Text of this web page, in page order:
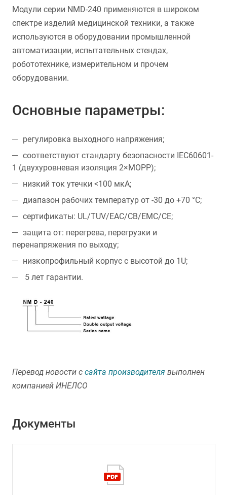
Модули серии NMD-240 применяются в широком
спектре изделий медицинской техники, а также
используются в оборудовании промышленной
автоматизации, испытательных стендах,
робототехнике, измерительном и прочем
оборудовании.
Основные параметры:
регулировка выходного напряжения;
соответствуют стандарту безопасности IEC60601-
1 (двухуровневая изоляция 2×MOPP);
низкий ток утечки <100 мкА;
диапазон рабочих температур от -30 до +70 °С;
сертификаты: UL/TUV/EAC/CB/EMC/CE;
защита от: перегрева, перегрузки и
перенапряжения по выходу;
низкопрофильный корпус с высотой до 1U;
5 лет гарантии.
Перевод новости с сайта производителя выполнен
компанией ИНЕЛСО
Документы